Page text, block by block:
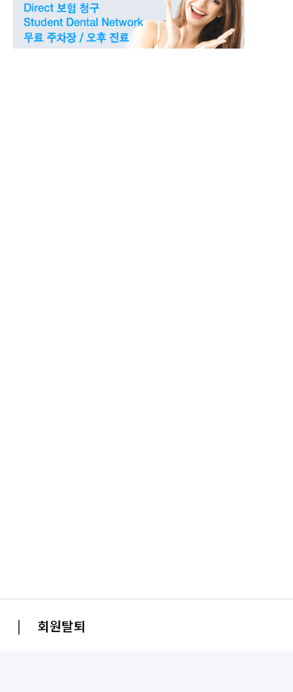
| 회원탈퇴